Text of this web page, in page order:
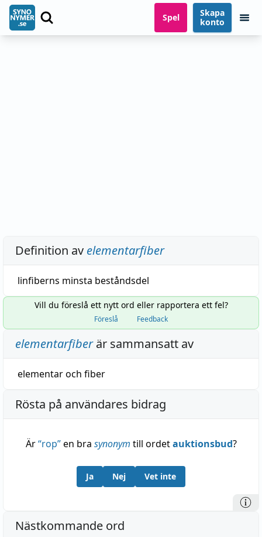
Spel
Skapa
konto
Definition av elementarfiber
linfiberns minsta beståndsdel
Vill du föreslå ett nytt ord eller rapportera ett fel?
Föreslå Feedback
elementarfiberär sammansatt av
elementaroch fiber
Rösta på användares bidrag
Är“rop”en bra synonym till ordetauktionsbud?
Ja Nej Vet inte
Nästkommande ord